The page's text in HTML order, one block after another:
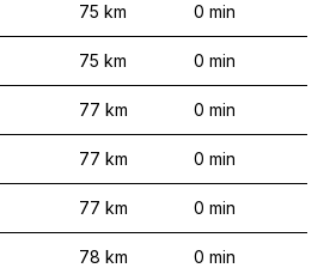
75 km 0 min
75 km 0 min
77 km 0 min
77 km 0 min
77 km 0 min
78 km 0 min